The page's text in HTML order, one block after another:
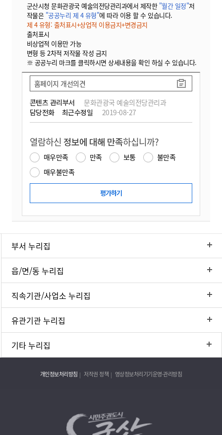
군산시청 문화관광국 예술의전당관리과에서 제작한 "월간 일정"저
작물은 "공공누리 제 4 유형"에 따라 이용 할 수 있습니다.
제 4 유형: 출처표시+상업적 이용금지+변경금지
출처표시
비상업적 이용만 가능
변형 등 2차적 저작물 작성 금지
※ 공공누리 마크를 클릭하시면 상세내용을 확인 하실 수 있습니다.
콘텐츠 관리부서
문화관광국 예술의전당관리과
담당전화
최근수정일 2019-08-27
홈페이지 개선의견
열람하신 정보에 대해 만족하십니까?
매우만족 만족 보통
불만족
매우불만족
부서 누리집
읍/면/동 누리집
직속기관/사업소 누리집
유관기관 누리집
기타 누리집
개인정보처리방침 저작권 정책 영상정보처리기기운영·관리방침